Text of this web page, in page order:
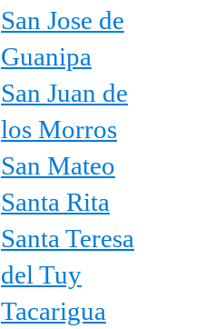
San Jose de
Guanipa
San Juan de
los Morros
San Mateo
Santa Rita
Santa Teresa
del Tuy
Tacarigua